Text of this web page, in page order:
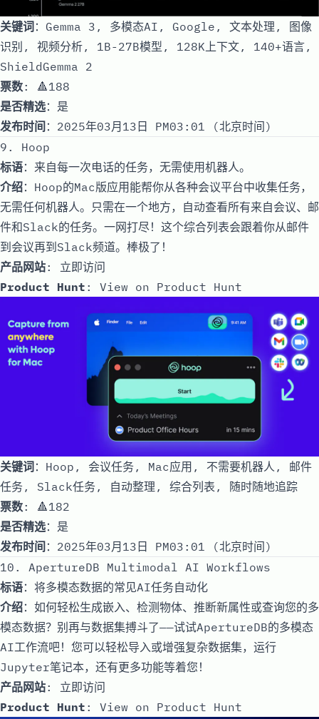
关键词：Gemma 3, 多模态AI, Google, 文本处理, 图像
识别, 视频分析, 1B-27B模型, 128K上下文, 140+语言,
ShieldGemma 2
票数: 🔺188
是否精选：是
发布时间 ：2025年03月13日 PM03:01 (北京时间)
9. Hoop
标语：来自每一次电话的任务，无需使用机器人。
介绍：Hoop的Mac版应用能帮你从各种会议平台中收集任务，
无需任何机器人。只需在一个地方，自动查看所有来自会议、邮
件和Slack的任务。一网打尽！这个综合列表会跟着你从邮件
到会议再到Slack频道。棒极了！
产品网站: 立即访问
Product Hunt : View on Product Hunt
关键词：Hoop, 会议任务, Mac应用, 不需要机器人, 邮件
任务, Slack任务, 自动整理, 综合列表, 随时随地追踪
票数: 🔺182
是否精选：是
发布时间 ：2025年03月13日 PM03:01 (北京时间)
10. ApertureDB Multimodal AI Workflows
标语：将多模态数据的常见AI任务自动化
介绍：如何轻松生成嵌入、检测物体、推断新属性或查询您的多
模态数据？别再与数据集搏斗了——试试ApertureDB的多模态
AI工作流吧！您可以轻松导入或增强复杂数据集，运行
Jupyter笔记本，还有更多功能等着您！
产品网站: 立即访问
Product Hunt : View on Product Hunt